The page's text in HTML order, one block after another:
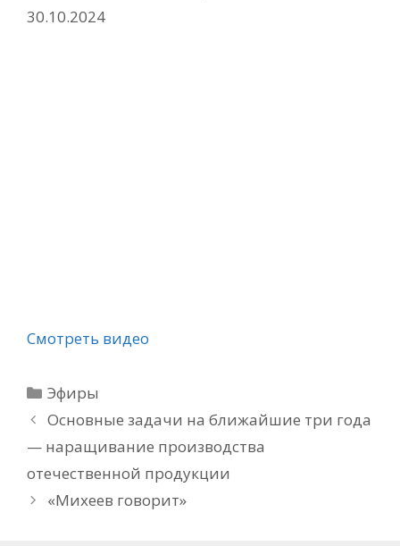
30.10.2024
Смотреть видео
Рубрики
Эфиры
Основные задачи на ближайшие три года
— наращивание производства
отечественной продукции
«Михеев говорит»